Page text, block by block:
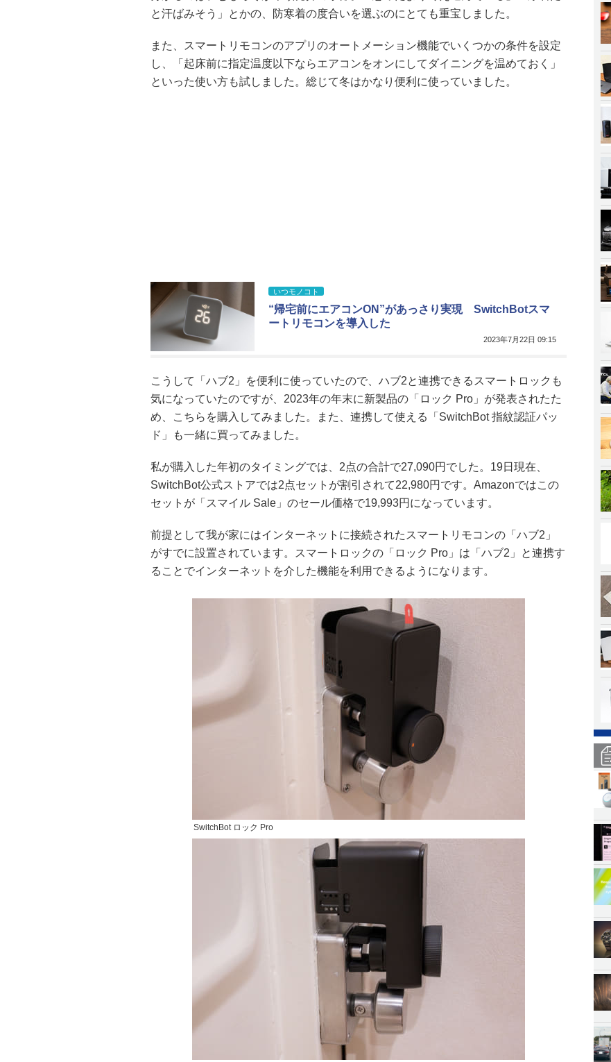
と汗ばみそう」とかの、防寒着の度合いを選ぶのにとても重宝しました。
また、スマートリモコンのアプリのオートメーション機能でいくつかの条件を設定
し、「起床前に指定温度以下ならエアコンをオンにしてダイニングを温めておく」
といった使い方も試しました。総じて冬はかなり便利に使っていました。
いつモノコト
“帰宅前にエアコンON”があっさり実現 SwitchBotスマ
ートリモコンを導入した
2023年7月22日 09:15
こうして「ハブ2」を便利に使っていたので、ハブ2と連携できるスマートロックも
気になっていたのですが、2023年の年末に新製品の「ロック Pro」が発表されたた
め、こちらを購入してみました。また、連携して使える「SwitchBot 指紋認証パッ
ド」も一緒に買ってみました。
私が購入した年初のタイミングでは、2点の合計で27,090円でした。19日現在、
SwitchBot公式ストアでは2点セットが割引されて22,980円です。Amazonではこの
セットが「スマイル Sale」のセール価格で19,993円になっています。
前提として我が家にはインターネットに接続されたスマートリモコンの「ハブ2」
がすでに設置されています。スマートロックの「ロック Pro」は「ハブ2」と連携す
ることでインターネットを介した機能を利用できるようになります。
SwitchBot ロック Pro